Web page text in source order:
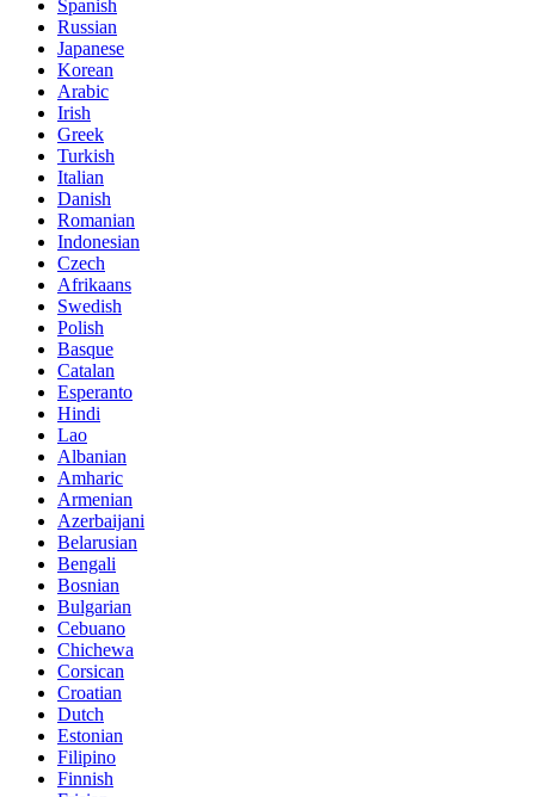
Spanish
Russian
Japanese
Korean
Arabic
Irish
Greek
Turkish
Italian
Danish
Romanian
Indonesian
Czech
Afrikaans
Swedish
Polish
Basque
Catalan
Esperanto
Hindi
Lao
Albanian
Amharic
Armenian
Azerbaijani
Belarusian
Bengali
Bosnian
Bulgarian
Cebuano
Chichewa
Corsican
Croatian
Dutch
Estonian
Filipino
Finnish